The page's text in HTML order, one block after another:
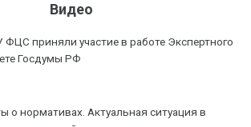
Видео
приняли участие в работе Экспертного
Госдумы РФ
о нормативах. Актуальная ситуация в